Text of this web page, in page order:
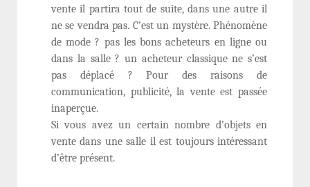
vente il partira tout de suite, dans une autre il
ne se vendra pas. C’est un mystère. Phénomène
de mode ? pas les bons acheteurs en ligne ou
dans la salle ? un acheteur classique ne s’est
pas déplacé ? Pour des raisons de
communication, publicité, la vente est passée
inaperçue.
Si vous avez un certain nombre d’objets en
vente dans une salle il est toujours intéressant
d’être présent.